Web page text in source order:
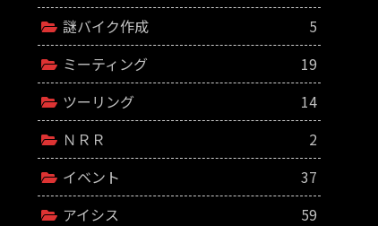
謎バイク作成
5
ミーティング
19
ツーリング
14
ＮＲＲ
2
イベント
37
アイシス
59